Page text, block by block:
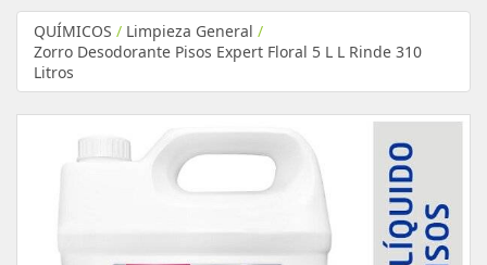
QUÍMICOS / Limpieza General /
Zorro Desodorante Pisos Expert Floral 5 L L Rinde 310
Litros